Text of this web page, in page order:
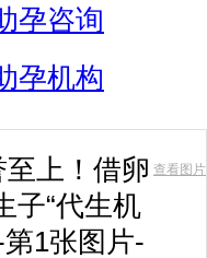
孕咨询
孕机构
至上！借卵
子“代生机
第1张图片-
查看图片